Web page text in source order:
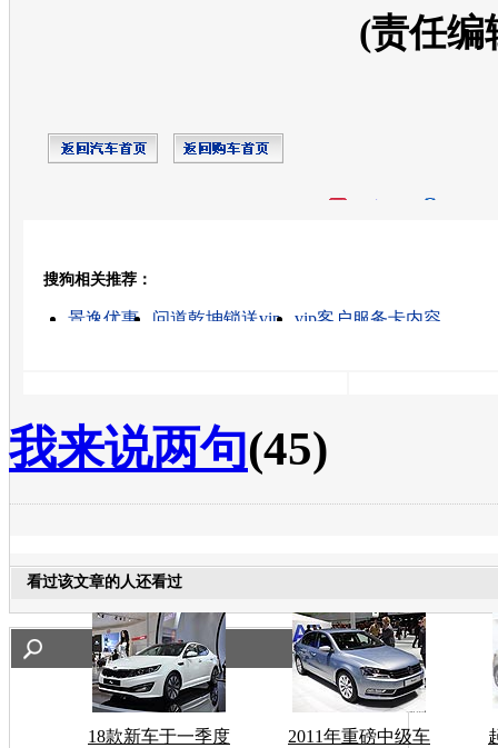
(责任编
搜狗相关推荐：
景逸优惠 问道乾坤锁送vip
vip客户服务卡内容
我来说两句(45)
看过该文章的人还看过
18款新车于一季度
2011年重磅中级车